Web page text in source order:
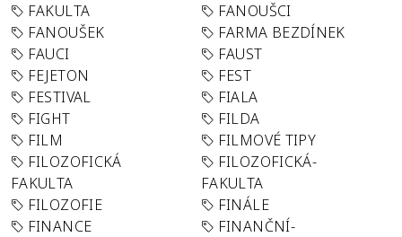
FAKULTA
FANOUŠCI
FANOUŠEK
FARMA BEZDÍNEK
FAUCI
FAUST
FEJETON
FEST
FESTIVAL
FIALA
FIGHT
FILDA
FILM
FILMOVÉ TIPY
FILOZOFICKÁ
FAKULTA
FILOZOFICKÁ-
FAKULTA
FILOZOFIE
FINÁLE
FINANCE
FINANČNÍ-